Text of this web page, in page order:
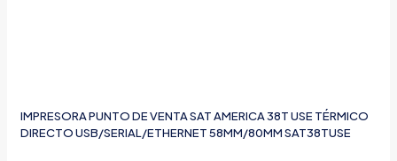
IMPRESORA PUNTO DE VENTA SAT AMERICA 38T USE TÉRMICO
DIRECTO USB/SERIAL/ETHERNET 58MM/80MM SAT38TUSE